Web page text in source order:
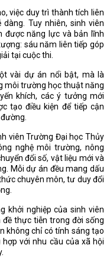
việc duy trì thành tích liên
Tuy nhiên, sinh viên
được năng lực và bản lĩnh
sáu năm liên tiếp góp
tại cuộc thi.
vài dự án nổi bật, mà là
môi trường học thuật năng
khích, các ý tưởng mới
tạo điều kiện để tiếp cận
viên Trường Đại học Thủy
nghệ môi trường, nông
đổi số, vật liệu mới và
Mỗi dự án đều mang dấu
chuyên môn, tư duy đổi
khởi nghiệp của sinh viên
thực tiễn trong đời sống
không chỉ có tính sáng tạo
với nhu cầu của xã hội